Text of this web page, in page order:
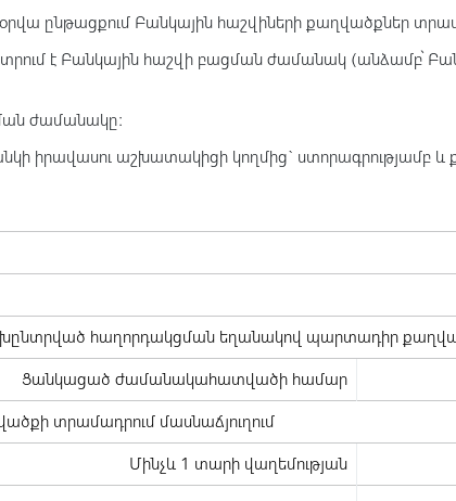
ընթացքում Բանկային հաշվիների քաղվածքներ
է Բանկային հաշվի բացման ժամանակ (անձամբ՝
ժամանակը։
իրավասու աշխատակիցի կողմից`
հաղորդակցման եղանակով պարտադիր
Ցանկացած ժամանակահատվածի համար
տրամադրում մասնաճյուղում
Մինչև 1 տարի վաղեմության